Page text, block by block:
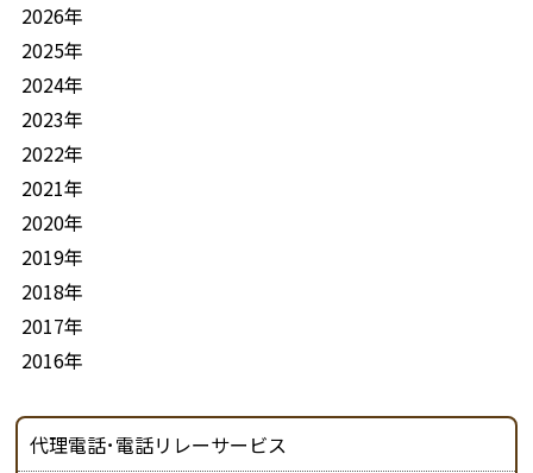
2026年
2025年
2024年
2023年
2022年
2021年
2020年
2019年
2018年
2017年
2016年
代理電話･電話リレーサービス